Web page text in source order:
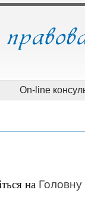
On-line
на Головну